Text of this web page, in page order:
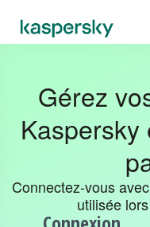
Gérez
Connectez-vous
utilisée